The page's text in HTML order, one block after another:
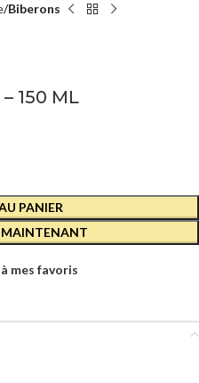
Biberons
150 ML
PANIER
mes favoris